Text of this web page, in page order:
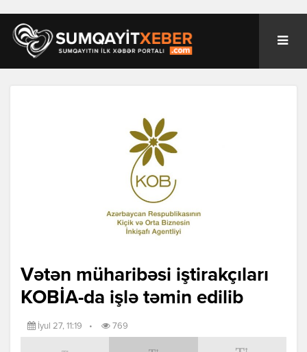
Vətən müharibəsi iştirakçıları
KOBİA-da işlə təmin edilib
İyul 27, 11:19 • 769